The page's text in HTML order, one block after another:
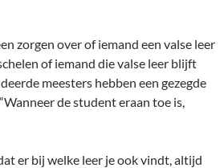
zorgen over of iemand een valse leer
of iemand die valse leer blijft
meesters hebben een gezegde
de student eraan toe is,
er bij welke leer je ook vindt, altijd